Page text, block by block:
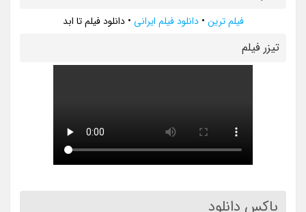
فیلم ترین •دانلود فیلم ایرانی •دانلود فیلم تا ابد
تيزر فيلم
باکس دانلود